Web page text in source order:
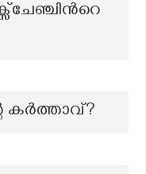
കർത്താവ്?